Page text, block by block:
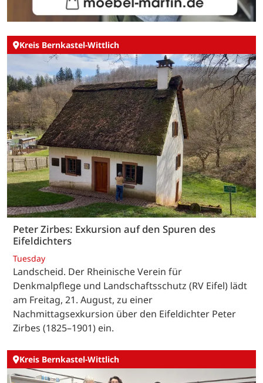
Kreis Bernkastel-Wittlich
Peter Zirbes: Exkursion auf den Spuren des
Eifeldichters
Tuesday
Landscheid. Der Rheinische Verein für
Denkmalpflege und Landschaftsschutz (RV Eifel) lädt
am Freitag, 21. August, zu einer
Nachmittagsexkursion über den Eifeldichter Peter
Zirbes (1825–1901) ein.
Kreis Bernkastel-Wittlich